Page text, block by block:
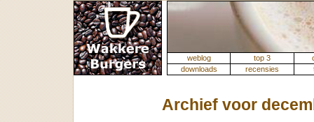
weblog top 3
downloads
recensies
Archief voor